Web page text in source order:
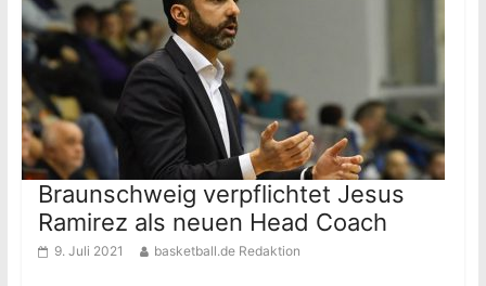
Braunschweig verpflichtet Jesus
Ramirez als neuen Head Coach
9. Juli 2021 basketball.de Redaktion